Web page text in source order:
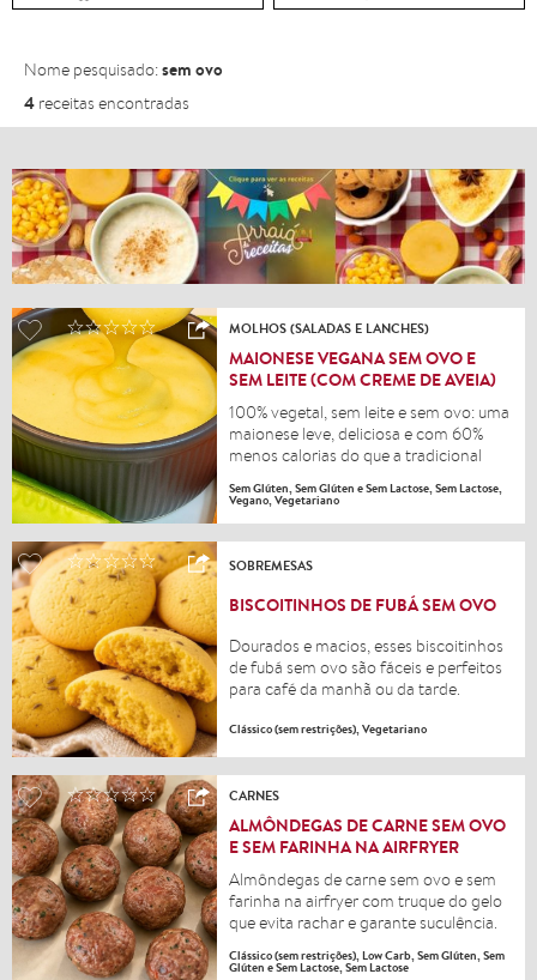
Nome pesquisado:sem ovo
4 receitas encontradas
MOLHOS (SALADAS E LANCHES)
MAIONESE VEGANA SEM OVO E
SEM LEITE (COM CREME DE AVEIA)
100% vegetal, sem leite e sem ovo: uma
maionese leve, deliciosa e com 60%
menos calorias do que a tradicional
Sem Glúten, Sem Glúten e Sem Lactose, Sem Lactose,
Vegano, Vegetariano
SOBREMESAS
BISCOITINHOS DE FUBÁ SEM OVO
Dourados e macios, esses biscoitinhos
de fubá sem ovo são fáceis e perfeitos
para café da manhã ou da tarde.
Clássico (sem restrições), Vegetariano
CARNES
ALMÔNDEGAS DE CARNE SEM OVO
E SEM FARINHA NA AIRFRYER
Almôndegas de carne sem ovo e sem
farinha na airfryer com truque do gelo
que evita rachar e garante suculência.
Clássico (sem restrições), Low Carb, Sem Glúten, Sem
Glúten e Sem Lactose, Sem Lactose